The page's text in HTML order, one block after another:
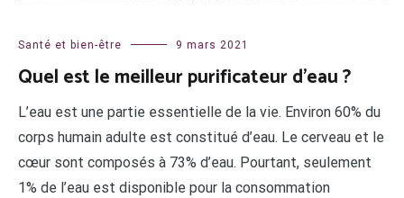
Santé et bien-être 9 mars 2021
Quel est le meilleur purificateur d’eau ?
L’eau est une partie essentielle de la vie. Environ 60% du
corps humain adulte est constitué d’eau. Le cerveau et le
cœur sont composés à 73% d’eau. Pourtant, seulement
1% de l’eau est disponible pour la consommation